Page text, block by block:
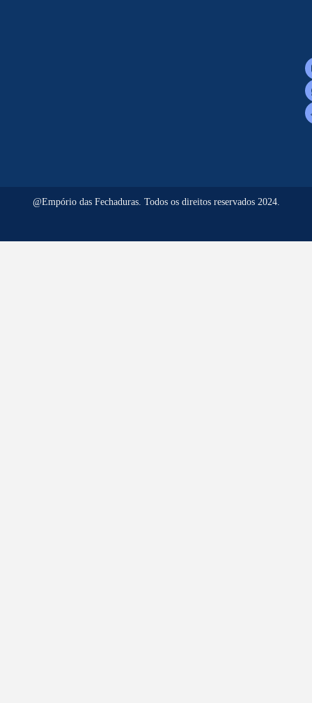
@Empório das Fechaduras. Todos os direitos reservados 2024.